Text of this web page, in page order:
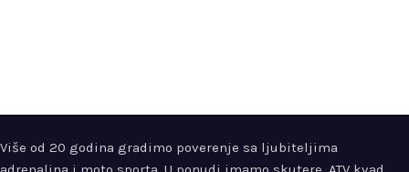
Više od 20 godina gradimo poverenje sa ljubiteljima